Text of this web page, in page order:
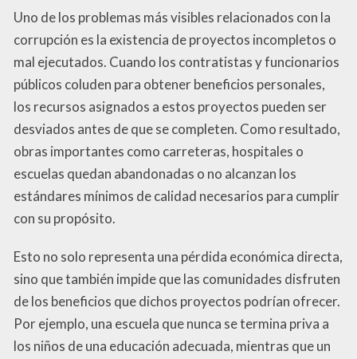
Uno de los problemas más visibles relacionados con la
corrupción es la existencia de proyectos incompletos o
mal ejecutados. Cuando los contratistas y funcionarios
públicos coluden para obtener beneficios personales,
los recursos asignados a estos proyectos pueden ser
desviados antes de que se completen. Como resultado,
obras importantes como carreteras, hospitales o
escuelas quedan abandonadas o no alcanzan los
estándares mínimos de calidad necesarios para cumplir
con su propósito.
Esto no solo representa una pérdida económica directa,
sino que también impide que las comunidades disfruten
de los beneficios que dichos proyectos podrían ofrecer.
Por ejemplo, una escuela que nunca se termina priva a
los niños de una educación adecuada, mientras que un